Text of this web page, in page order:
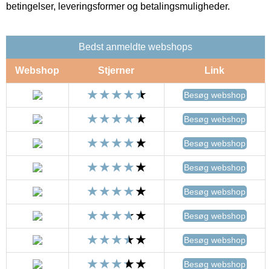
betingelser, leveringsformer og betalingsmuligheder.
Bedst anmeldte webshops
Webshop Stjerner Link
Besøg webshop
Besøg webshop
Besøg webshop
Besøg webshop
Besøg webshop
Besøg webshop
Besøg webshop
Besøg webshop